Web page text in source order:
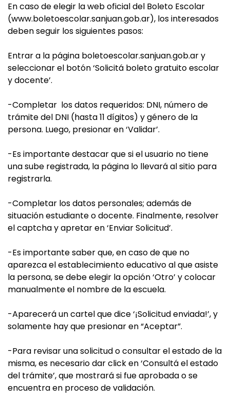
En caso de elegir la web oficial del Boleto Escolar
(www.boletoescolar.sanjuan.gob.ar), los interesados
deben seguir los siguientes pasos:
Entrar a la página boletoescolar.sanjuan.gob.ar y
seleccionar el botón ‘Solicitá boleto gratuito escolar
y docente’.
-Completar los datos requeridos: DNI, número de
trámite del DNI (hasta 11 dígitos) y género de la
persona. Luego, presionar en ‘Validar’.
-Es importante destacar que si el usuario no tiene
una sube registrada, la página lo llevará al sitio para
registrarla.
-Completar los datos personales; además de
situación estudiante o docente. Finalmente, resolver
el captcha y apretar en ‘Enviar Solicitud’.
-Es importante saber que, en caso de que no
aparezca el establecimiento educativo al que asiste
la persona, se debe elegir la opción ‘Otro’ y colocar
manualmente el nombre de la escuela.
-Aparecerá un cartel que dice ‘¡Solicitud enviada!’, y
solamente hay que presionar en “Aceptar”.
-Para revisar una solicitud o consultar el estado de la
misma, es necesario dar click en ‘Consultá el estado
del trámite’, que mostrará si fue aprobada o se
encuentra en proceso de validación.